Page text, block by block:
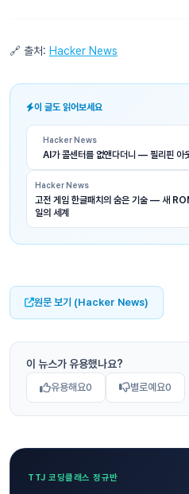
🔗 출처: Hacker News
이 글도 읽어보세요
Hacker News
AI가 콜센터를 없앤다더니 — 필리핀 아
Hacker News
고전 게임 한글패치의 숨은 기술 — 새
일의 세계
원문 보기 (Hacker News)
이 뉴스가 유용했나요?
유용해요0 별로예요0
TTJ 코딩클래스 정규반